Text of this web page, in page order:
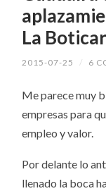
La
2015-07-25 / 6
Me parece muy
empresas para
empleo y valor.
Por delante lo
llenado la boca